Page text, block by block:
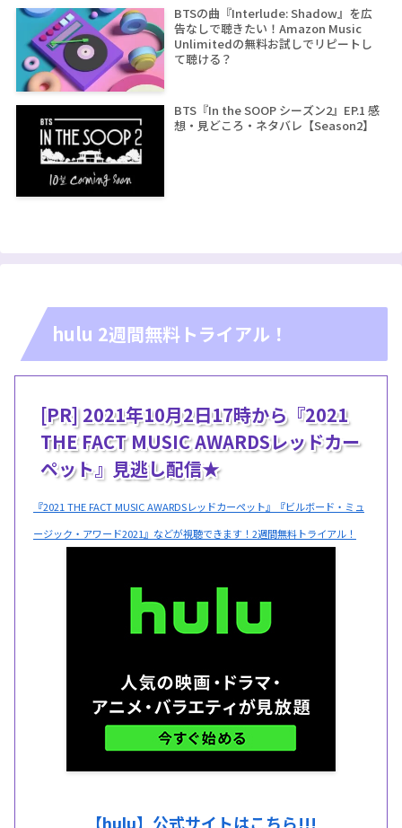
BTSの曲『Interlude: Shadow』を広
告なしで聴きたい！Amazon Music
Unlimitedの無料お試しでリピートし
て聴ける？
BTS『In the SOOP シーズン2』EP.1 感
想・見どころ・ネタバレ【Season2】
hulu 2週間無料トライアル！
[PR] 2021年10月2日17時から『2021
THE FACT MUSIC AWARDSレッドカー
ペット』見逃し配信★
『2021 THE FACT MUSIC AWARDSレッドカーペット』『ビルボード・ミュ
ージック・アワード2021』などが視聴できます！2週間無料トライアル！
【hulu】公式サイトはこちら!!!